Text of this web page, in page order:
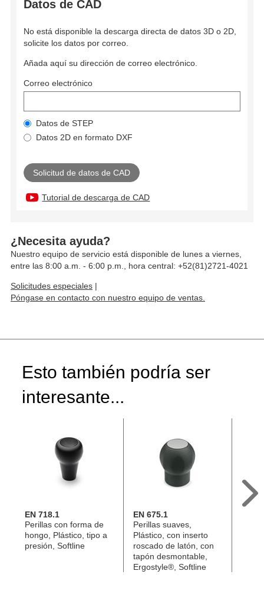
Datos de CAD
No está disponible la descarga directa de datos 3D o 2D,
solicite los datos por correo.
Añada aquí su dirección de correo electrónico.
Correo electrónico
Datos de STEP
Datos 2D en formato DXF
Tutorial de descarga de CAD
¿Necesita ayuda?
Nuestro equipo de servicio está disponible de lunes a viernes,
entre las 8:00 a.m. - 6:00 p.m., hora central: +52(81)2721-4021
Solicitudes especiales |
Póngase en contacto con nuestro equipo de ventas.
Esto también podría ser
interesante...
EN 718.1
Perillas con forma de
hongo, Plástico, tipo a
presión, Softline
EN 675.1
Perillas suaves,
Plástico, con inserto
roscado de latón, con
tapón desmontable,
Ergostyle®, Softline